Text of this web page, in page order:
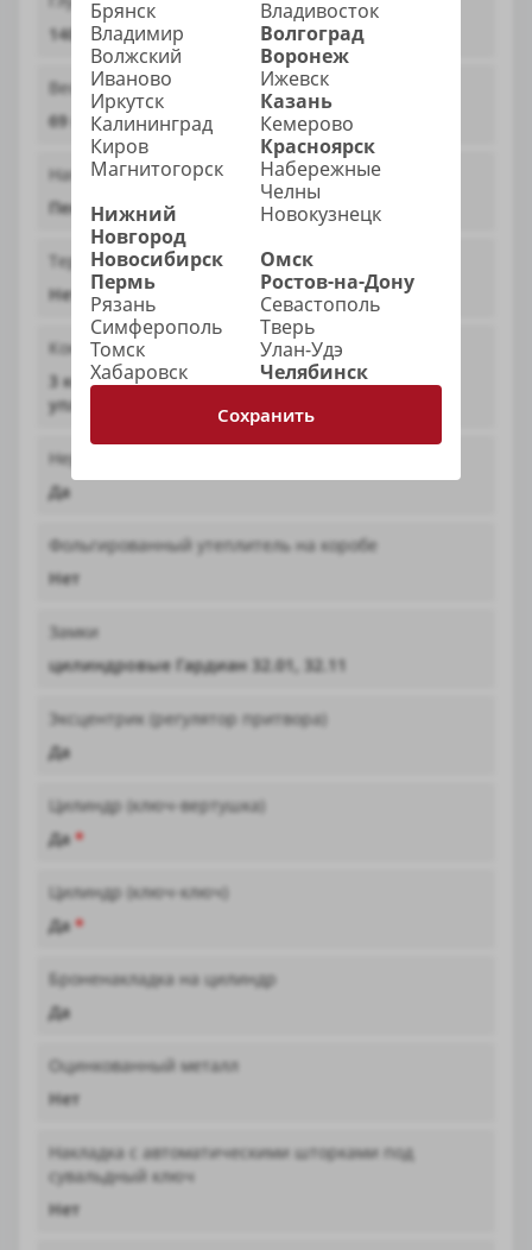
140 мм / 120 мм
Вес
69 кг
Наполнение
Пенополистирол
Терморазрыв
Нет
Контур уплотнения
3 контура (магнитный и трёхкамерный
уплотнители)
Нержавеющий порог
Да
Фольгированный утеплитель на коробе
Нет
Замки
цилиндровые Гардиан 32.01, 32.11
Эксцентрик (регулятор притвора)
Да
Цилиндр (ключ-вертушка)
Да*
Цилиндр (ключ-ключ)
Да*
Броненакладка на цилиндр
Да
Оцинкованный металл
Нет
Накладка с автоматическими шторками под
сувальдный ключ
Нет
Брянск
Владивосток
Владимир
Волгоград
Волжский
Воронеж
Иваново
Ижевск
Иркутск
Казань
Калининград
Кемерово
Киров
Красноярск
Магнитогорск
Набережные
Челны
Нижний
Новгород
Новокузнецк
Новосибирск
Омск
Пермь
Ростов-на-Дону
Рязань
Севастополь
Симферополь
Тверь
Томск
Улан-Удэ
Хабаровск
Челябинск
Сохранить